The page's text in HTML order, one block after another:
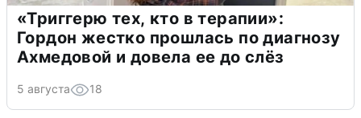
«Триггерю тех, кто в терапии»:
Гордон жестко прошлась по диагнозу
Ахмедовой и довела ее до слёз
5 августа 18